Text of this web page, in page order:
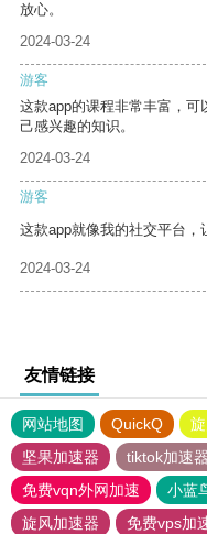
放心。
2024-03-24
游客
这款app的课程非常丰富，可
己感兴趣的知识。
2024-03-24
游客
这款app就像我的社交平台，
2024-03-24
友情链接
网站地图 QuickQ
坚果加速器
tiktok加速器
免费vqn外网加速
小蓝
旋风加速器
免费vps加